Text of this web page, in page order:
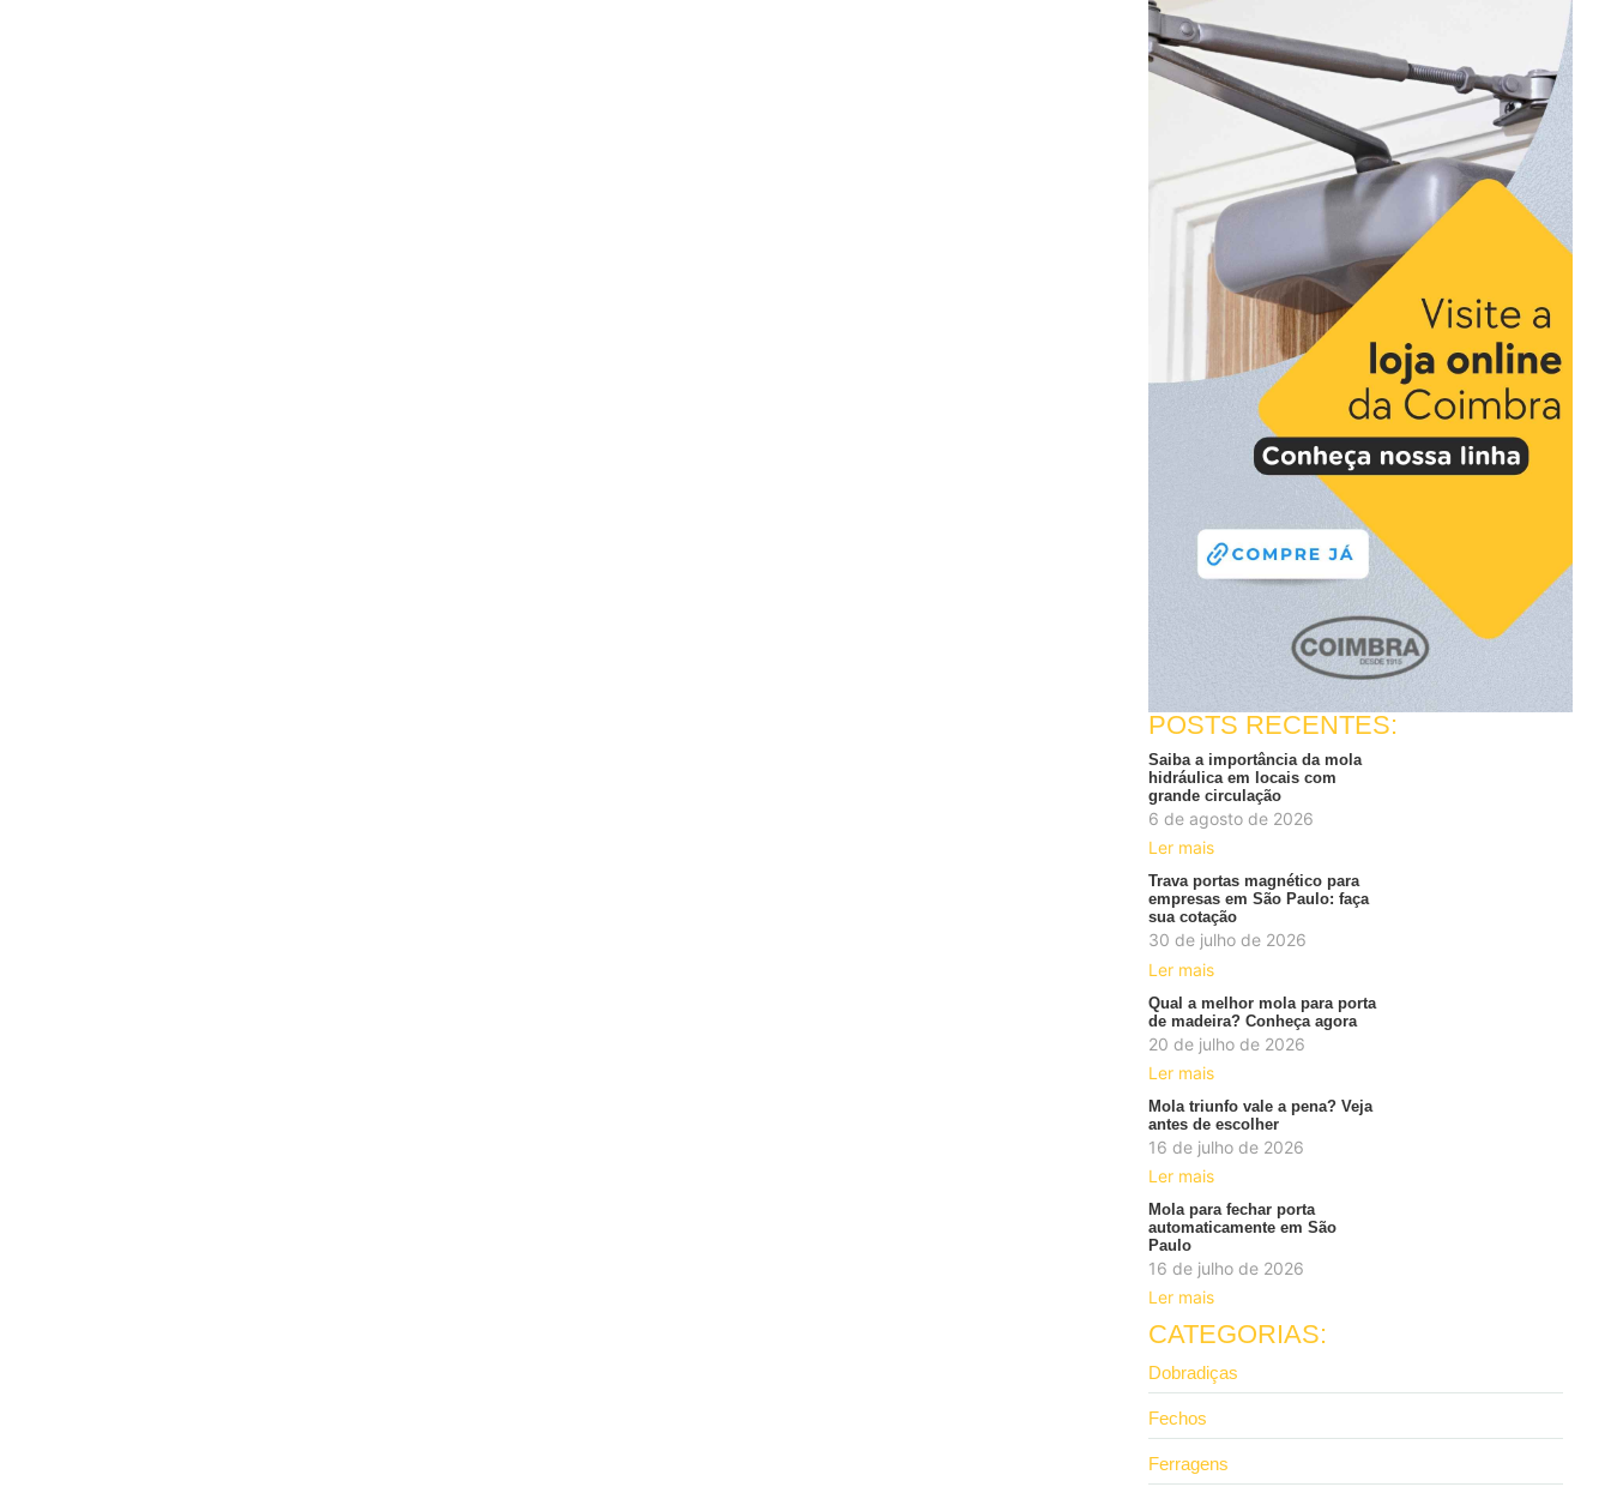
POSTS RECENTES:
Saiba a importância da mola
hidráulica em locais com
grande circulação
6 de agosto de 2026
Ler mais
Trava portas magnético para
empresas em São Paulo: faça
sua cotação
30 de julho de 2026
Ler mais
Qual a melhor mola para porta
de madeira? Conheça agora
20 de julho de 2026
Ler mais
Mola triunfo vale a pena? Veja
antes de escolher
16 de julho de 2026
Ler mais
Mola para fechar porta
automaticamente em São
Paulo
16 de julho de 2026
Ler mais
CATEGORIAS:
Dobradiças
Fechos
Ferragens